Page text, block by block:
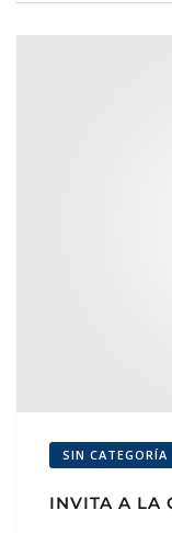
SIN CATEGORÍA
INVITA A LA